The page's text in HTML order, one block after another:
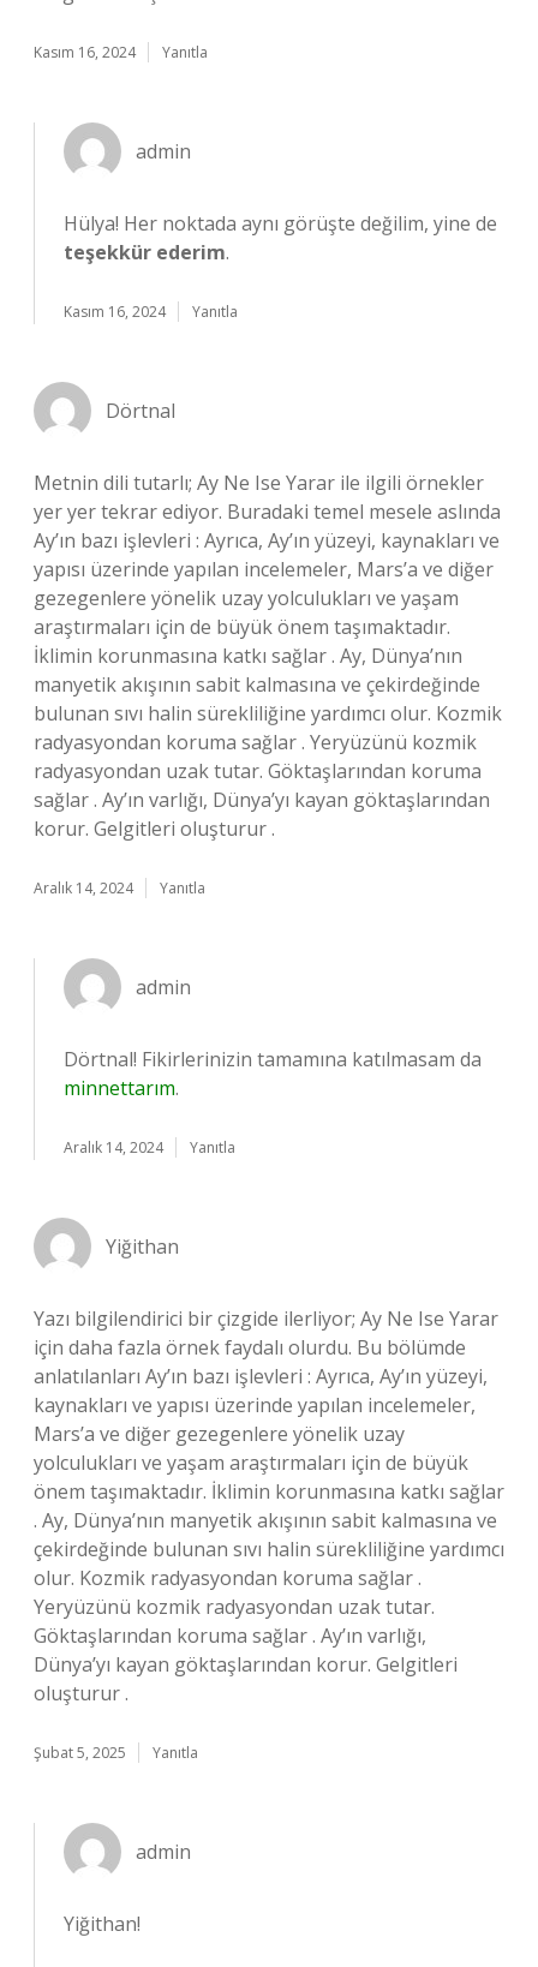
Kasım 16, 2024 Yanıtla
admin
Hülya! Her noktada aynı görüşte değilim, yine de
teşekkür ederim.
Kasım 16, 2024 Yanıtla
Dörtnal
Metnin dili tutarlı; Ay Ne Ise Yarar ile ilgili örnekler
yer yer tekrar ediyor. Buradaki temel mesele aslında
Ay’ın bazı işlevleri : Ayrıca, Ay’ın yüzeyi, kaynakları ve
yapısı üzerinde yapılan incelemeler, Mars’a ve diğer
gezegenlere yönelik uzay yolculukları ve yaşam
araştırmaları için de büyük önem taşımaktadır.
İklimin korunmasına katkı sağlar . Ay, Dünya’nın
manyetik akışının sabit kalmasına ve çekirdeğinde
bulunan sıvı halin sürekliliğine yardımcı olur. Kozmik
radyasyondan koruma sağlar . Yeryüzünü kozmik
radyasyondan uzak tutar. Göktaşlarından koruma
sağlar . Ay’ın varlığı, Dünya’yı kayan göktaşlarından
korur. Gelgitleri oluşturur .
Aralık 14, 2024 Yanıtla
admin
Dörtnal! Fikirlerinizin tamamına katılmasam da
minnettarım.
Aralık 14, 2024 Yanıtla
Yiğithan
Yazı bilgilendirici bir çizgide ilerliyor; Ay Ne Ise Yarar
için daha fazla örnek faydalı olurdu. Bu bölümde
anlatılanları Ay’ın bazı işlevleri : Ayrıca, Ay’ın yüzeyi,
kaynakları ve yapısı üzerinde yapılan incelemeler,
Mars’a ve diğer gezegenlere yönelik uzay
yolculukları ve yaşam araştırmaları için de büyük
önem taşımaktadır. İklimin korunmasına katkı sağlar
. Ay, Dünya’nın manyetik akışının sabit kalmasına ve
çekirdeğinde bulunan sıvı halin sürekliliğine yardımcı
olur. Kozmik radyasyondan koruma sağlar .
Yeryüzünü kozmik radyasyondan uzak tutar.
Göktaşlarından koruma sağlar . Ay’ın varlığı,
Dünya’yı kayan göktaşlarından korur. Gelgitleri
oluşturur .
Şubat 5, 2025 Yanıtla
admin
Yiğithan!